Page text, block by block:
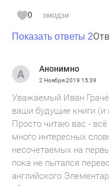
0 эмодзи
Показать ответы 2
Анонимно
2 Ноября 2019 15:39
Уважаемый Иван
ваши будущие книги
Просто читаю вас -
много интересных
несочетаемых на
пока не пытался
английского